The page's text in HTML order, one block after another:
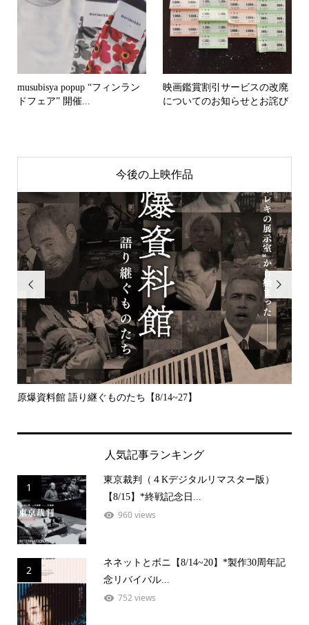
musubisya popup “フィンラン
ドフェア” 開催...
映画鑑賞割引サービスの改廃
についてのお知らせとお詫び
今後の上映作品

原爆資料館 語り継ぐものたち【8/14~27】

人気記事ランキング
1
東京裁判（４Kデジタルリマスター版）
【8/15】*終戦記念日...
960 views
2
ネネットとボニ【8/14~20】*製作30周年記
念リバイバル...
752 views